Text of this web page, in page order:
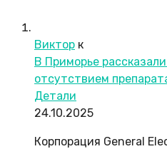
Виктор к
В Приморье
отсутствием
Детали
24.10.2025
Корпорация General